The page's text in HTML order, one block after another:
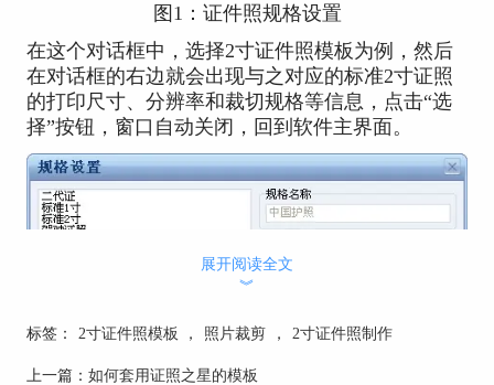
图1：证件照规格设置
在这个对话框中，选择2寸证件照模板为例，然后
在对话框的右边就会出现与之对应的标准2寸证照
的打印尺寸、分辨率和裁切规格等信息，点击“选
择”按钮，窗口自动关闭，回到软件主界面。
展开阅读全文
︾
标签： 2寸证件照模板 ， 照片裁剪 ， 2寸证件照制作
上一篇： 如何套用证照之星的模板